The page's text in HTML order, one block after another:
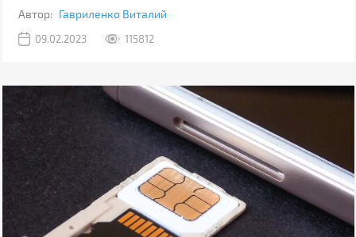
Автор: Гавриленко Виталий
09.02.2023 115812